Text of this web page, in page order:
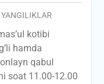
YANGILIKLAR
kotibi
hamda
qabul
soat 11.00-12.00